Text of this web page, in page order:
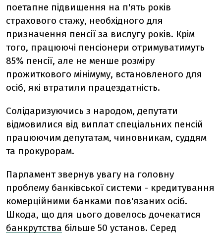
поетапне підвищення на п'ять років
страхового стажу, необхідного для
призначення пенсії за вислугу років. Крім
того, працюючі пенсіонери отримуватимуть
85% пенсії, але не менше розміру
прожиткового мінімуму, встановленого для
осіб, які втратили працездатність.
Солідаризуючись з народом, депутати
відмовилися від виплат спеціальних пенсій
працюючим депутатам, чиновникам, суддям
та прокурорам.
Парламент звернув увагу на головну
проблему банківської системи - кредитування
комерційними банками пов'язаних осіб.
Шкода, що для цього довелось дочекатися
банкрутства більше 50 установ. Серед